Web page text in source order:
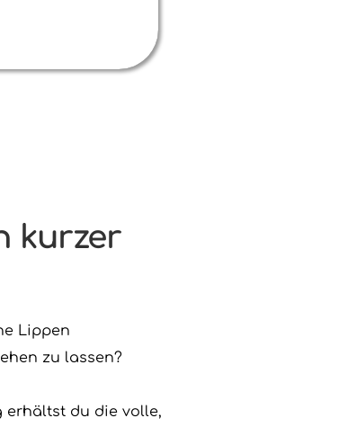
kurzer
Lippen
zu lassen?
erhältst du die volle,